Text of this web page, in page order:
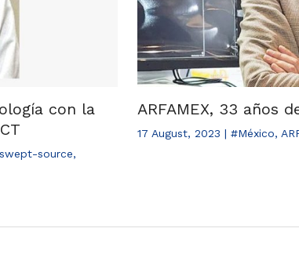
con la
source,
ARFAMEX, 33 años
17 August, 2023 | #México,